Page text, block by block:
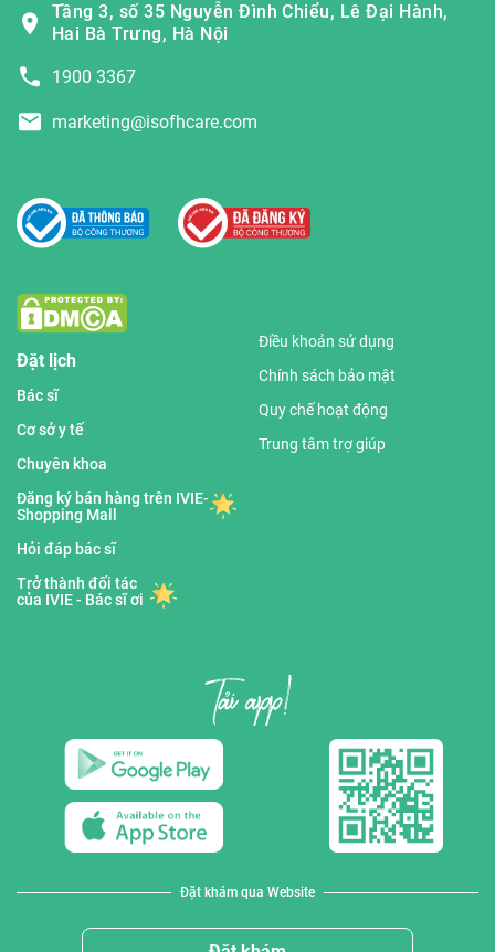
Tầng 3, số 35 Nguyễn Đình Chiểu, Lê Đại Hành,
Hai Bà Trưng, Hà Nội
1900 3367
marketing@isofhcare.com
Đặt lịch
Bác sĩ
Cơ sở y tế
Chuyên khoa
Đăng ký bán hàng trên IVIE-
Shopping Mall
Hỏi đáp bác sĩ
Trở thành đối tác
của IVIE - Bác sĩ ơi
Điều khoản sử dụng
Chính sách bảo mật
Quy chế hoạt động
Trung tâm trợ giúp
Đặt khám qua Website